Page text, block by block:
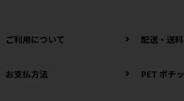
ご利用について 配送・送料
お支払方法 PET ポチ